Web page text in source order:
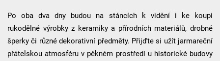
Po oba dva dny budou na stáncích k vidění i ke koupi
rukodělné výrobky z keramiky a přírodních materiálů, drobné
šperky či různé dekorativní předměty. Přijďte si užít jarmareční
přátelskou atmosféru v pěkném prostředí u historické budovy